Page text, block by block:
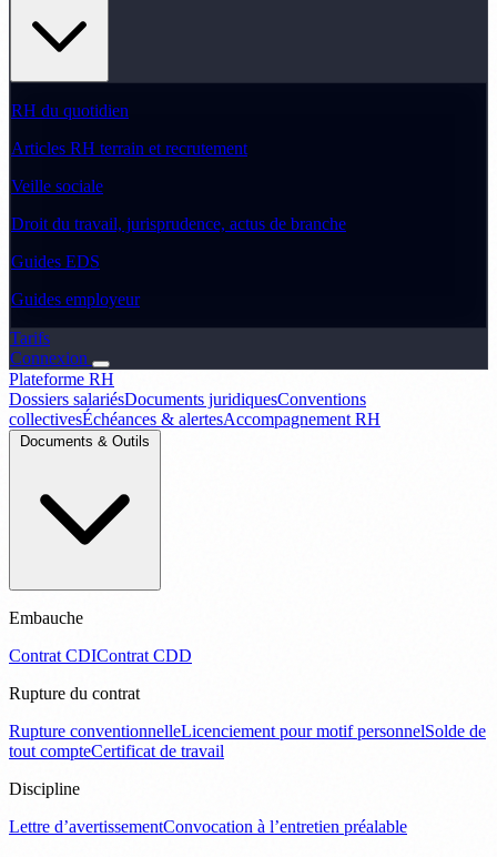
RH du quotidien
Articles RH terrain et recrutement
Veille sociale
Droit du travail, jurisprudence, actus de branche
Guides EDS
Guides employeur
Tarifs
Connexion
Plateforme RH
Dossiers salariésDocuments juridiquesConventions
collectivesÉchéances & alertesAccompagnement RH
Embauche
Contrat CDIContrat CDD
Rupture du contrat
Rupture conventionnelleLicenciement pour motif personnelSolde de
tout compteCertificat de travail
Discipline
Lettre d’avertissementConvocation à l’entretien préalable